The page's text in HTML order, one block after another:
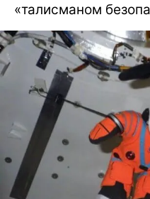
«талисманом